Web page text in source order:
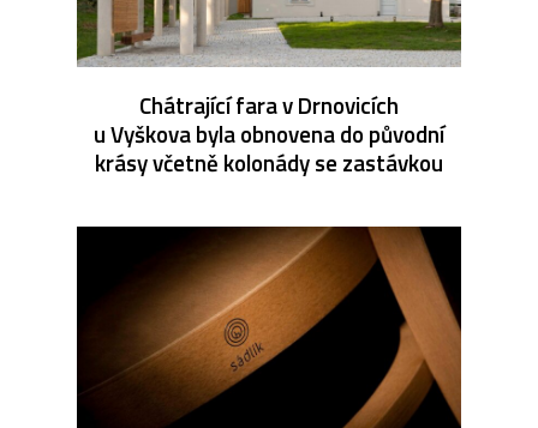
Chátrající fara v Drnovicích
u Vyškova byla obnovena do původní
krásy včetně kolonády se zastávkou